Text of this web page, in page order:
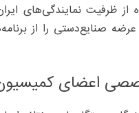
ظرفیت نمایندگی‌های
صنایع‌دستی را از
اعضای